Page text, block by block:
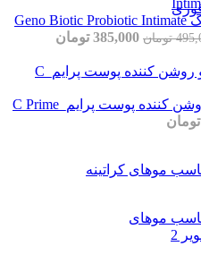
ژل بهداشتی بانوان یائسه ژنوبایوتیک Geno Biotic Probiotic Intimate
تومان 385,000 تومان
ژل کرم برطرف کننده چروک و روشن کننده پوست پرایم_C Prime
تومان